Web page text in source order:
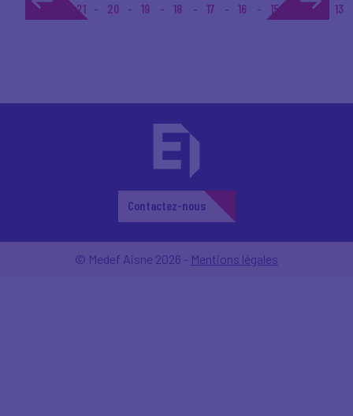
1... 21 20 19 18 17 16 15 13
Contactez-nous
© Medef Aisne 2026 - Mentions légales